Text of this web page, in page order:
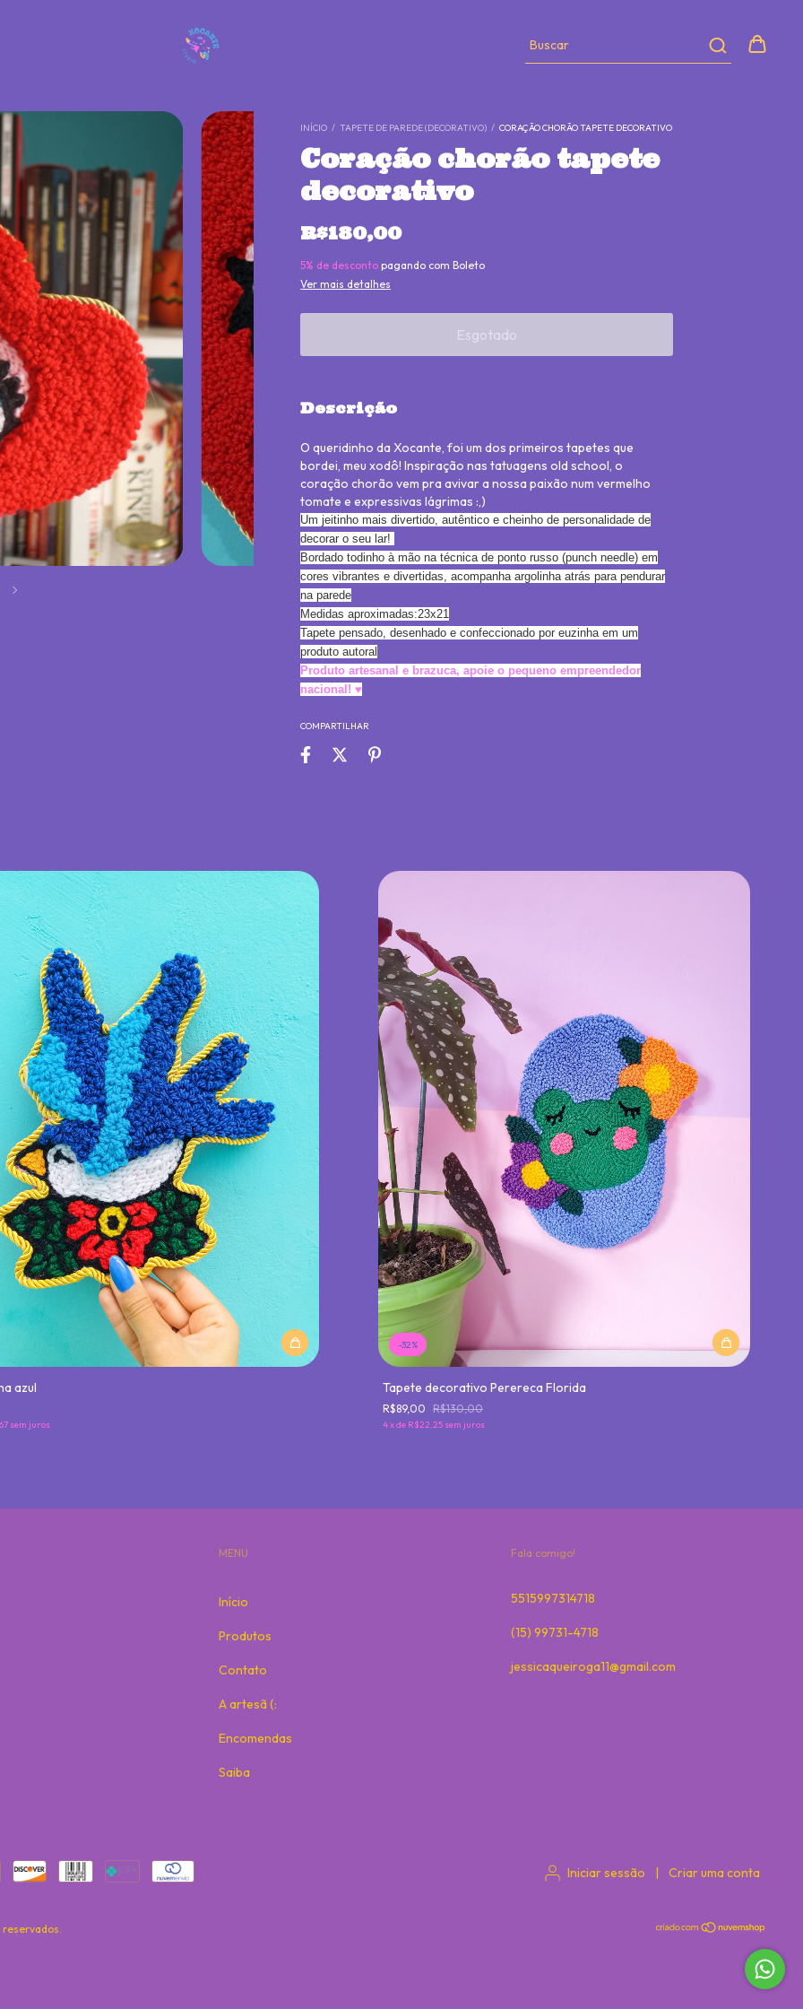
INÍCIO / TAPETE DE PAREDE (DECORATIVO) / CORAÇÃO CHORÃO TAPETE DECORATIVO
Coração chorão tapete
decorativo
R$180,00
5% de desconto pagando com Boleto
Ver mais detalhes
Descrição
O queridinho da Xocante, foi um dos primeiros tapetes que
bordei, meu xodô! Inspiração nas tatuagens old school, o
coração chorão vem pra avivar a nossa paixão num vermelho
tomate e expressivas lágrimas :,)
Um jeitinho mais divertido, autêntico e cheinho de personalidade de
decorar o seu lar!
Bordado todinho à mão na técnica de ponto russo (punch needle) em
cores vibrantes e divertidas, acompanha argolinha atrás para pendurar
na parede
Medidas aproximadas:23x21
Tapete pensado, desenhado e confeccionado por euzinha em um
produto autoral
Produto artesanal e brazuca, apoie o pequeno empreendedor
nacional! ♥
COMPARTILHAR
azul
sem juros
-32%
Tapete decorativo Perereca Florida
R$89,00 R$130,00
4xde R$22,25 sem juros
MENU
Início
Produtos
Contato
A artesã (:
Encomendas
Saiba
Fala comigo!
5515997314718
(15) 99731-4718
jessicaqueiroga11@gmail.com
Iniciar sessão Criar uma conta